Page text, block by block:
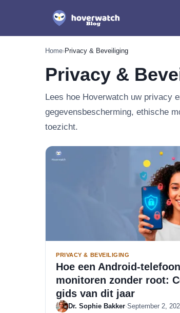
Home›Privacy & Beveiliging
Privacy &
Lees hoe Hoverwatch uw privacy
gegevensbescherming, ethische
toezicht.
Nieuwste in Privacy &
PRIVACY & BEVEILIGING
Hoe een Android-
monitoren zonder root:
gids van dit jaar
Dr. Sophie Bakker·September 2,